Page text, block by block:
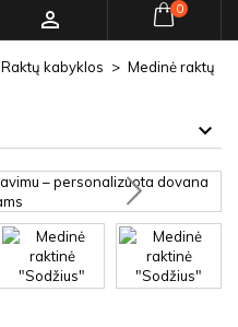
 0
Raktų kabyklos
Medinė raktų